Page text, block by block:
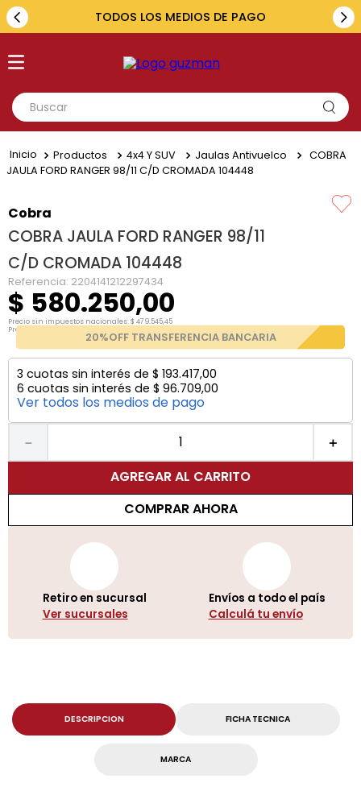
TODOS LOS MEDIOS DE PAGO
Buscar
1 .
toyota
.
5. hilux
Productos 4x4 Y SUV Jaulas Antivuelco
COBRA
JAULA FORD RANGER 98/11 C/D CROMADA 104448
Cobra
COBRA JAULA FORD RANGER 98/11
C/D CROMADA 104448
Referencia: 2204141212297434
$ 580.250,00
Precio sin impuestos nacionales:$ 479.545,45
Precio por unidad:
20%OFF TRANSFERENCIA BANCARIA
3 cuotas sin interés de $ 193.417,00
6 cuotas sin interés de $ 96.709,00
Ver todos los medios de pago
＋
－
AGREGAR AL CARRITO
COMPRAR AHORA
Retiro en sucursal
Ver sucursales
Envíos a todo el país
Calculá tu envío
DESCRIPCION FICHA TECNICA
MARCA